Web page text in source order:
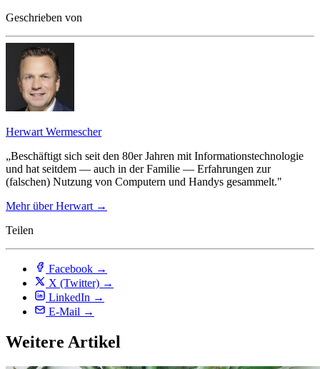
Geschrieben von
Herwart Wermescher
„Beschäftigt sich seit den 80er Jahren mit Informationstechnologie
und hat seitdem — auch in der Familie — Erfahrungen zur
(falschen) Nutzung von Computern und Handys gesammelt."
Mehr über Herwart →
Teilen
Facebook →
X (Twitter) →
LinkedIn →
E-Mail →
Weitere Artikel